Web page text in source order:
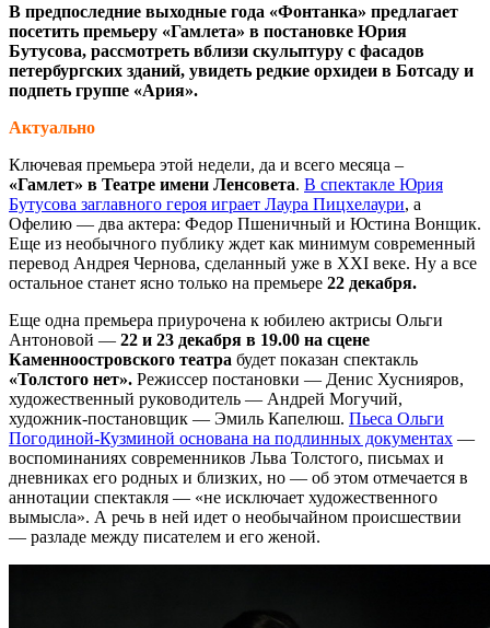
В предпоследние выходные года «Фонтанка» предлагает
посетить премьеру «Гамлета» в постановке Юрия
Бутусова, рассмотреть вблизи скульптуру с фасадов
петербургских зданий, увидеть редкие орхидеи в Ботсаду и
подпеть группе «Ария».
Актуально
Ключевая премьера этой недели, да и всего месяца –
«Гамлет» в Театре имени Ленсовета. В спектакле Юрия
Бутусова заглавного героя играет Лаура Пицхелаури, а
Офелию — два актера: Федор Пшеничный и Юстина Вонщик.
Еще из необычного публику ждет как минимум современный
перевод Андрея Чернова, сделанный уже в XXI веке. Ну а все
остальное станет ясно только на премьере 22 декабря.
Еще одна премьера приурочена к юбилею актрисы Ольги
Антоновой — 22 и 23 декабря в 19.00 на сцене
Каменноостровского театра будет показан спектакль
«Толстого нет». Режиссер постановки — Денис Хуснияров,
художественный руководитель — Андрей Могучий,
художник-постановщик — Эмиль Капелюш. Пьеса Ольги
Погодиной-Кузминой основана на подлинных документах —
воспоминаниях современников Льва Толстого, письмах и
дневниках его родных и близких, но — об этом отмечается в
аннотации спектакля — «не исключает художественного
вымысла». А речь в ней идет о необычайном происшествии
— разладе между писателем и его женой.